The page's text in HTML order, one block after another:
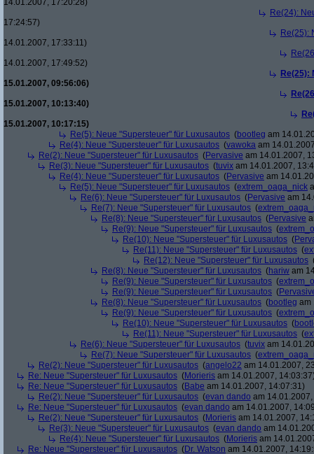
14.01.2007, 17:20:28)
Re(24):
17:24:57)
Re(25):
14.01.2007, 17:33:11)
14.01.2007, 17:49:52)
Re(25):
15.01.2007, 09:56:06)
15.01.2007, 10:13:40)
15.01.2007, 10:17:15)
Re(5): Neue "Supersteuer" für Luxusautos (bootleg am
Re(4): Neue "Supersteuer" für Luxusautos (vawoka am
Re(2): Neue "Supersteuer" für Luxusautos (Pervasive am 14.01.2007,
Re(3): Neue "Supersteuer" für Luxusautos (tuvix am 14.01.2007,
Re(4): Neue "Supersteuer" für Luxusautos (Pervasive am
Re(5): Neue "Supersteuer" für Luxusautos (extrem_oaga_nick
Re(6): Neue "Supersteuer" für Luxusautos (Pervasive am
Re(7): Neue "Supersteuer" für Luxusautos (
Re(8): Neue "Supersteuer" für Luxusautos (Pervasive
Re(9): Neue "Supersteuer" für Luxusautos (
Re(10): Neue "Supersteuer" für Luxusautos (
Re(11): Neue "Supersteuer" für Luxusautos (
Re(12): Neue "Supersteuer" für Luxusautos
Re(8): Neue "Supersteuer" für Luxusautos (hariw am
Re(9): Neue "Supersteuer" für Luxusautos (
Re(9): Neue "Supersteuer" für Luxusautos (
Re(8): Neue "Supersteuer" für Luxusautos (bootleg am
Re(9): Neue "Supersteuer" für Luxusautos (
Re(10): Neue "Supersteuer" für Luxusautos (
Re(11): Neue "Supersteuer" für Luxusautos (
Re(6): Neue "Supersteuer" für Luxusautos (tuvix am
Re(7): Neue "Supersteuer" für Luxusautos (
Re(2): Neue "Supersteuer" für Luxusautos (angelo22 am 14.01.2007,
Re: Neue "Supersteuer" für Luxusautos (Morieris am 14.01.2007,
Re: Neue "Supersteuer" für Luxusautos (Babe am 14.01.2007, 14:07:31)
Re(2): Neue "Supersteuer" für Luxusautos (evan dando am
Re: Neue "Supersteuer" für Luxusautos (evan dando am 14.01.2007,
Re(2): Neue "Supersteuer" für Luxusautos (Morieris am 14.01.2007,
Re(3): Neue "Supersteuer" für Luxusautos (evan dando am
Re(4): Neue "Supersteuer" für Luxusautos (Morieris am
Re: Neue "Supersteuer" für Luxusautos (Dr. Watson am 14.01.2007,